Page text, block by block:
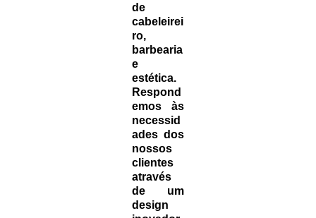
de
cabeleirei
ro,
barbearia
e
estética.
Respond
emos às
necessid
ades dos
nossos
clientes
através
de um
design